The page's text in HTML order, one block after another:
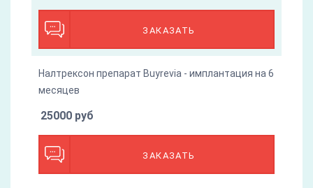
ЗАКАЗАТЬ
Налтрексон препарат Buyrevia - имплантация на 6
месяцев
ЗАКАЗАТЬ
25000 руб